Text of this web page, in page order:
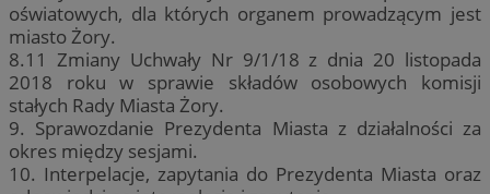
oświatowych, dla których organem prowadzącym jest
miasto Żory.
8.11 Zmiany Uchwały Nr 9/1/18 z dnia 20 listopada
2018 roku w sprawie składów osobowych komisji
stałych Rady Miasta Żory.
9. Sprawozdanie Prezydenta Miasta z działalności za
okres między sesjami.
10. Interpelacje, zapytania do Prezydenta Miasta oraz